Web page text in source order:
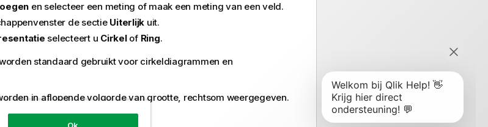
en selecteer een meting of maak een meting van een veld.
de sectie Uiterlijk uit.
selecteert u Cirkelof Ring.
standaard gebruikt voor cirkeldiagrammen en
in aflopende volgorde van grootte, rechtsom weergegeven.
dimensie weergegeven.